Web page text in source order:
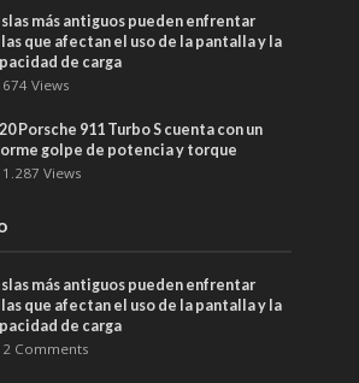
más antiguos pueden enfrentar
que afectan el uso de la pantalla y la
de carga
674 Views
Porsche 911 Turbo S cuenta con un
golpe de potencia y torque
1.287 Views
más antiguos pueden enfrentar
que afectan el uso de la pantalla y la
de carga
2 Comments